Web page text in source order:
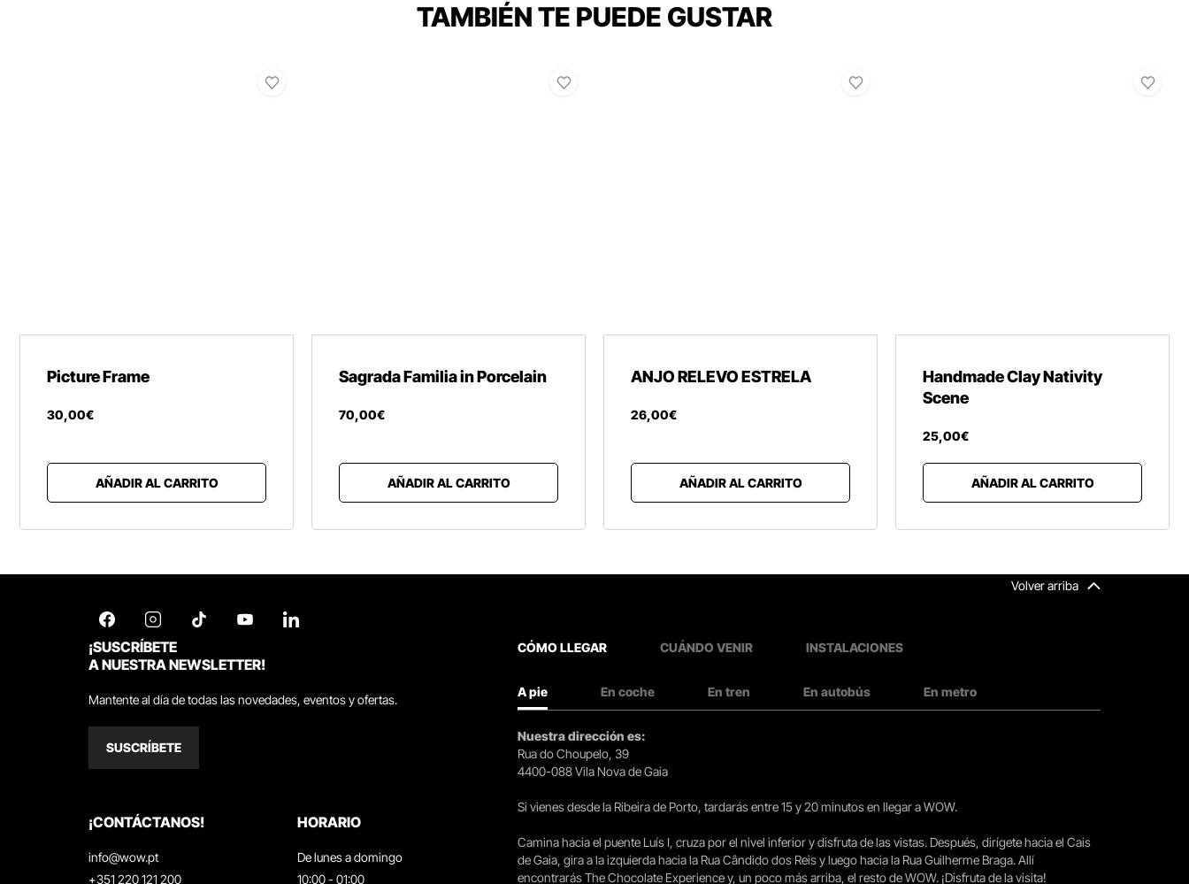
TAMBIÉN TE PUEDE GUSTAR
Picture Frame
30,00€
AÑADIR AL CARRITO
Sagrada Familia in Porcelain
70,00€
AÑADIR AL CARRITO
ANJO RELEVO ESTRELA
26,00€
AÑADIR AL CARRITO
Handmade Clay Nativity
Scene
25,00€
AÑADIR AL CARRITO
Volver arriba
¡SUSCRÍBETE
A NUESTRA NEWSLETTER!
Mantente al día de todas las novedades, eventos y ofertas.
SUSCRÍBETE
¡CONTÁCTANOS!
info@wow.pt
+351 220 121 200
HORARIO
De lunes a domingo
10:00 - 01:00
CÓMO LLEGAR CUÁNDO VENIR INSTALACIONES
A pie En coche En tren En autobús En metro
Nuestra dirección es:
Rua do Choupelo, 39
4400-088 Vila Nova de Gaia
Si vienes desde la Ribeira de Porto, tardarás entre 15 y 20 minutos en llegar a WOW.
Camina hacia el puente Luís I, cruza por el nivel inferior y disfruta de las vistas. Después, dirígete hacia el Cais
de Gaia, gira a la izquierda hacia la Rua Cândido dos Reis y luego hacia la Rua Guilherme Braga. Allí
encontrarás The Chocolate Experience y, un poco más arriba, el resto de WOW. ¡Disfruta de la visita!